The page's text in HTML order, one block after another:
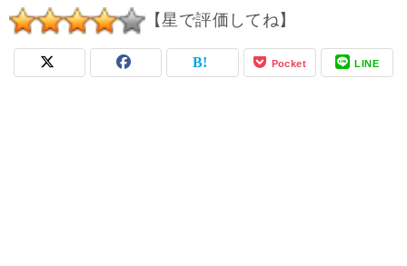
【星で評価してね】
Pocket LINE